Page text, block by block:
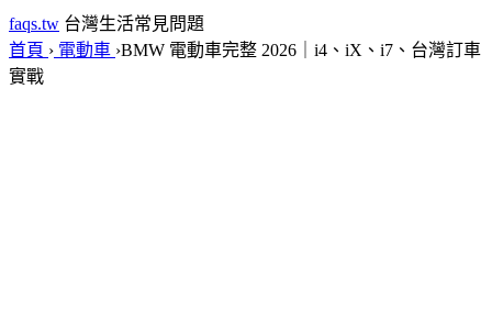
faqs.tw 台灣生活常見問題
首頁 › 電動車 ›BMW 電動車完整 2026｜i4、iX、i7、台灣訂車
實戰